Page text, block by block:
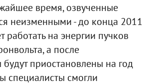
время, озвученные
неизменными - до конца 2011
работать на энергии пучков
а после
приостановлены на год
специалисты смогли